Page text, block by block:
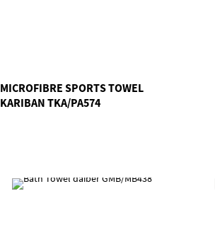
MICROFIBRE SPORTS TOWEL
KARIBAN TKA/PA574